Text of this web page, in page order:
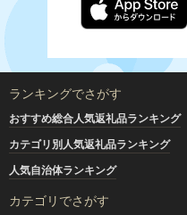
ランキングでさがす
おすすめ総合人気返礼品ランキング
カテゴリ別人気返礼品ランキング
人気自治体ランキング
カテゴリでさがす